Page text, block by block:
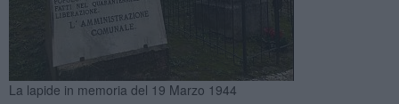
La lapide in memoria del 19 Marzo 1944